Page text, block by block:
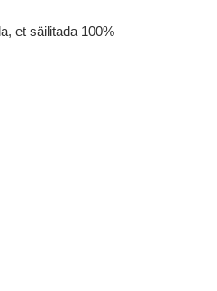
et säilitada 100%